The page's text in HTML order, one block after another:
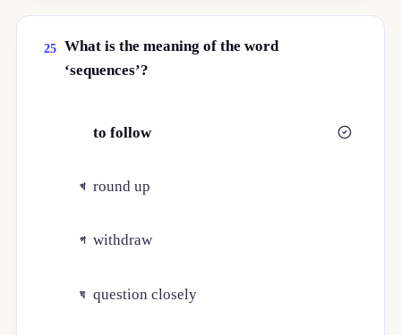
25 What is the meaning of the word
‘sequences’?
to follow
খ round up
গ withdraw
ঘ question closely